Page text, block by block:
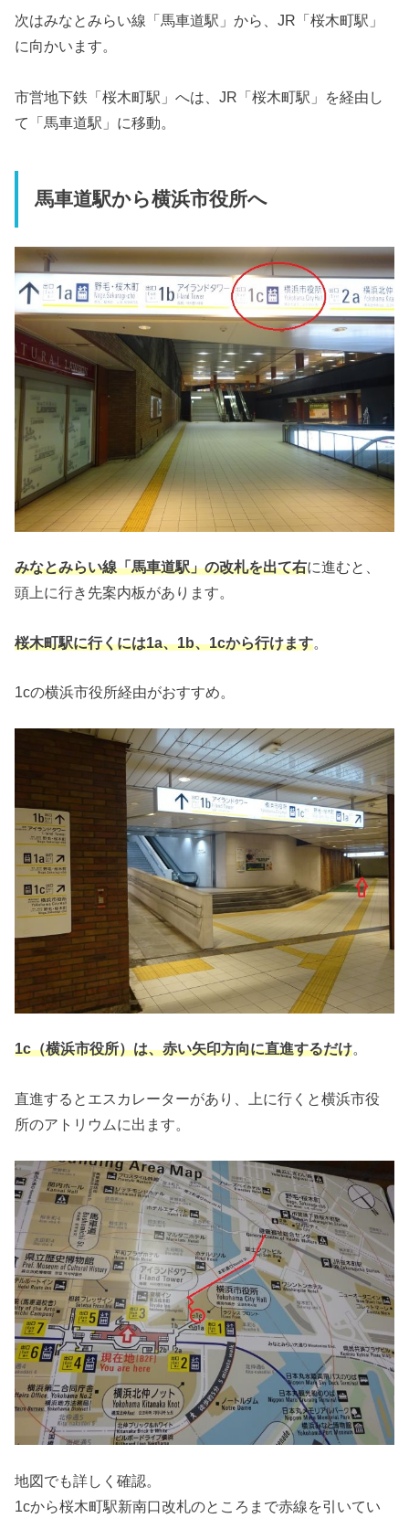
次はみなとみらい線「馬車道駅」から、JR「桜木町駅」
に向かいます。
市営地下鉄「桜木町駅」へは、JR「桜木町駅」を経由し
て「馬車道駅」に移動。
馬車道駅から横浜市役所へ
みなとみらい線「馬車道駅」の改札を出て右に進むと、
頭上に行き先案内板があります。
桜木町駅に行くには1a、1b、1cから行けます。
1cの横浜市役所経由がおすすめ。
1c（横浜市役所）は、赤い矢印方向に直進するだけ。
直進するとエスカレーターがあり、上に行くと横浜市役
所のアトリウムに出ます。
地図でも詳しく確認。
1cから桜木町駅新南口改札のところまで赤線を引いてい